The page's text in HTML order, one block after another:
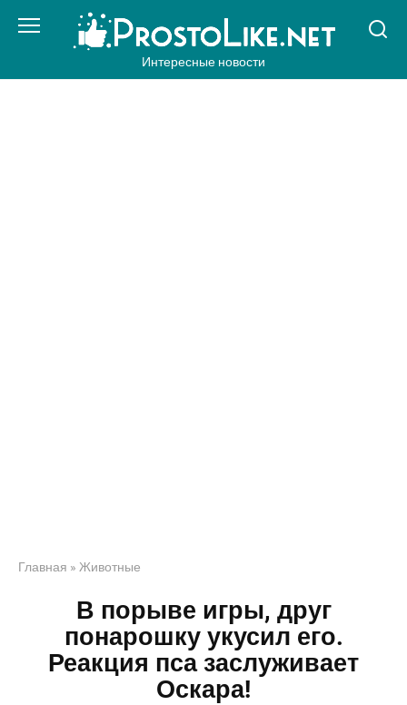
Интересные новости
Главная » Животные
В порыве игры, друг
понарошку укусил его.
Реакция пса заслуживает
Оскара!